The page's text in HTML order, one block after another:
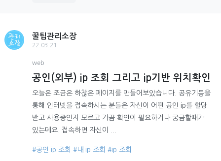
꿀팁관리소장
22.03.21
web
공인(외부) ip 조회 그리고 ip기반 위치확인
오늘은 조금은 하찮은 페이지를 만들어보았습니다. 공유기등을
통해 인터넷을 접속하시는 분들은 자신이 어떤 공인 ip를 할당
받고 사용중인지 모르고 가끔 확인이 필요하거나 궁금할때가
있는데요. 접속하면 자신이 ...
#공인 ip 조회 #내 ip 조회 #ip 조회